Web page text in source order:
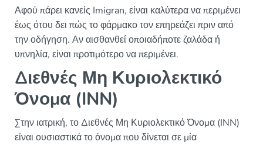
Αφού πάρει κανείς Imigran, είναι καλύτερα να περιμένει
έως ότου δει πώς το φάρμακο τον επηρεάζει πριν από
την οδήγηση. Αν αισθανθεί οποιαδήποτε ζαλάδα ή
υπνηλία, είναι προτιμότερο να περιμένει.
Διεθνές Μη Κυριολεκτικό
Όνομα (INN)
Στην ιατρική, το Διεθνές Μη Κυριολεκτικό Όνομα (INN)
είναι ουσιαστικά το όνομα που δίνεται σε μία